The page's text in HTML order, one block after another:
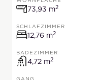
73,93 m2
73,93 Quadratmeter
SCHLAFZIMMER
12,76 m212,76
BADEZIMMER
4,72 m24,72
GANG